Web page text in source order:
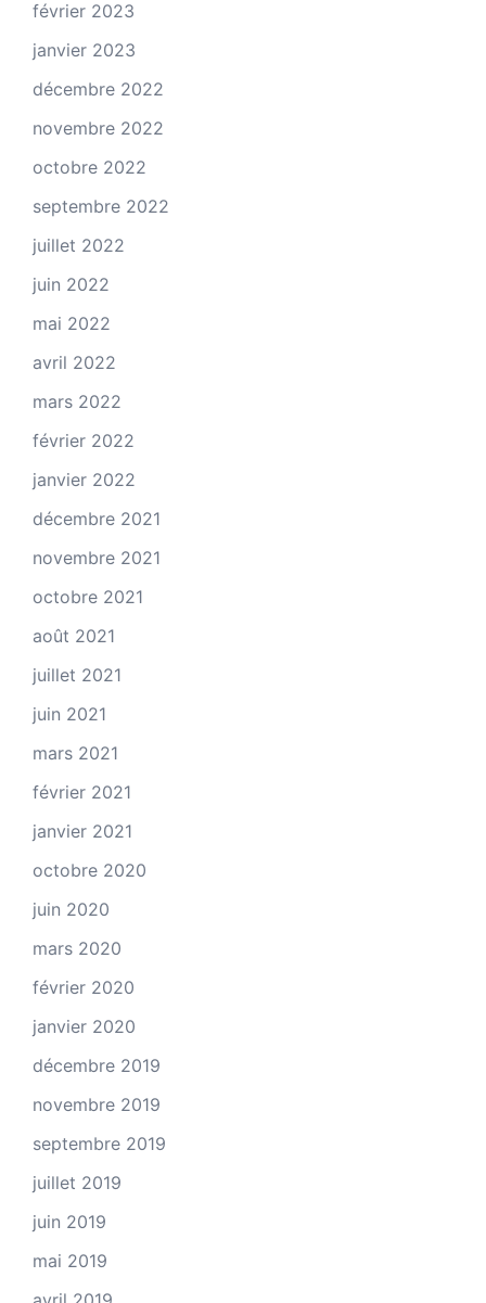
février 2023
janvier 2023
décembre 2022
novembre 2022
octobre 2022
septembre 2022
juillet 2022
juin 2022
mai 2022
avril 2022
mars 2022
février 2022
janvier 2022
décembre 2021
novembre 2021
octobre 2021
août 2021
juillet 2021
juin 2021
mars 2021
février 2021
janvier 2021
octobre 2020
juin 2020
mars 2020
février 2020
janvier 2020
décembre 2019
novembre 2019
septembre 2019
juillet 2019
juin 2019
mai 2019